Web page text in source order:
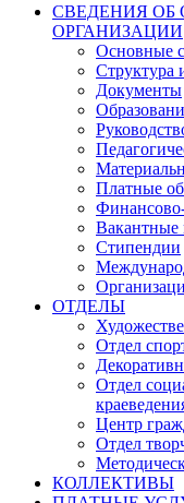
СВЕДЕНИЯ ОБ
ОРГАНИЗАЦИИ
Основные
Структура
Документы
Платные
Финансово-
Вакантные
Стипендии
ОТДЕЛЫ
Отдел
Отдел
Центр
Отдел
КОЛЛЕКТИВЫ